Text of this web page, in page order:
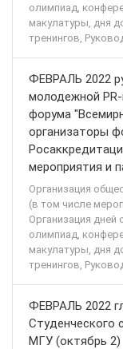
олимпиад,
макулатуры, дня
тренингов,
ФЕВРАЛЬ 2022
молодежной
форума
организаторы
мероприятия и
Организация
(в том числе
Организация
олимпиад,
макулатуры, дня
тренингов,
ФЕВРАЛЬ 2022
Студенческого
МГУ (октябрь 2)